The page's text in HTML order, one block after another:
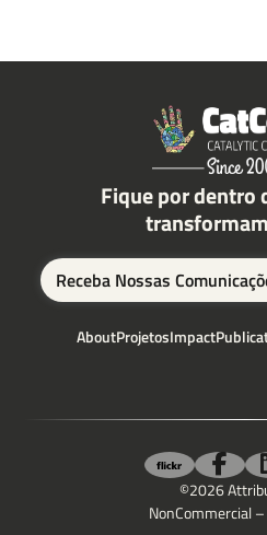
Fique por dentro
Receba Nossas
AboutProjetosImpact
©2026
NonCommercial